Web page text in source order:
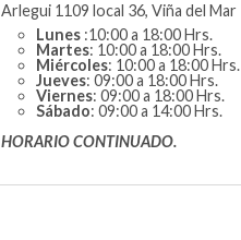
Arlegui 1109 local 36, Viña del Mar
Lunes :10:00 a 18:00 Hrs.
Martes: 10:00 a 18:00 Hrs.
Miércoles: 10:00 a 18:00 Hrs.
Jueves: 09:00 a 18:00 Hrs.
Viernes: 09:00 a 18:00 Hrs.
Sábado: 09:00 a 14:00 Hrs.
HORARIO CONTINUADO.